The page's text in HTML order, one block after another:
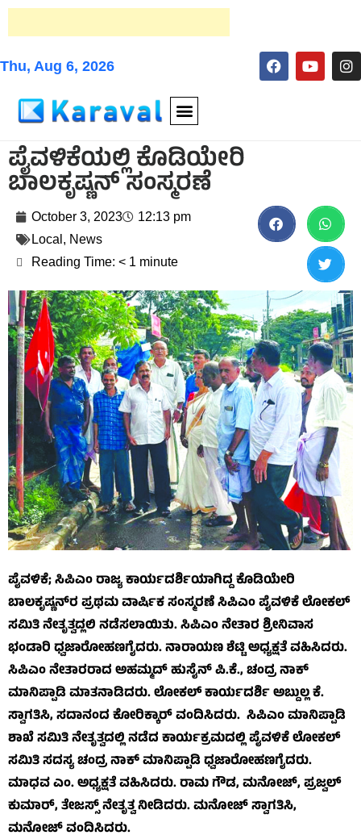
Thu, Aug 6, 2026
ಪೈವಳಿಕೆಯಲ್ಲಿ ಕೊಡಿಯೇರಿ
ಬಾಲಕೃಷ್ಣನ್ ಸಂಸ್ಮರಣೆ
October 3, 2023
12:13 pm
Local , News
Reading Time: < 1 minute
ಪೈವಳಿಕೆ; ಸಿಪಿಎಂ ರಾಜ್ಯ ಕಾರ್ಯದರ್ಶಿಯಾಗಿದ್ದ ಕೊಡಿಯೇರಿ
ಬಾಲಕೃಷ್ಣನ್‌ರ ಪ್ರಥಮ ವಾರ್ಷಿಕ ಸಂಸ್ಮರಣೆ ಸಿಪಿಎಂ ಪೈವಳಿಕೆ ಲೋಕಲ್
ಸಮಿತಿ ನೇತೃತ್ವದ್ಲಲಿ ನಡೆಸಲಾಯಿತು. ಸಿಪಿಎಂ ನೇತಾರ ಶ್ರೀನಿವಾಸ
ಭಂಡಾರಿ ಧ್ವಜಾರೋಹಣಗೈದರು. ನಾರಾಯಣ ಶೆಟ್ಟಿ ಅಧ್ಯಕ್ಷತೆ ವಹಿಸಿದರು.
ಸಿಪಿಎಂ ನೇತಾರರಾದ ಅಹಮ್ಮದ್ ಹುಸೈನ್ ಪಿ.ಕೆ., ಚಂದ್ರ ನಾಕ್
ಮಾನಿಪ್ಪಾಡಿ ಮಾತನಾಡಿದರು. ಲೋಕಲ್ ಕಾರ್ಯದರ್ಶಿ ಅಬ್ದುಲ್ಲ ಕೆ.
ಸ್ವಾಗತಿಸಿ, ಸದಾನಂದ ಕೋರಿಕ್ಕಾರ್ ವಂದಿಸಿದರು. ಸಿಪಿಎಂ ಮಾನಿಪ್ಪಾಡಿ
ಶಾಖೆ ಸಮಿತಿ ನೇತೃತ್ವದಲ್ಲಿ ನಡೆದ ಕಾರ್ಯಕ್ರಮದಲ್ಲಿ ಪೈವಳಿಕೆ ಲೋಕಲ್
ಸಮಿತಿ ಸದಸ್ಯ ಚಂದ್ರ ನಾಕ್ ಮಾನಿಪ್ಪಾಡಿ ಧ್ವಜಾರೋಹಣಗೈದರು.
ಮಾಧವ ಎಂ. ಅಧ್ಯಕ್ಷತೆ ವಹಿಸಿದರು. ರಾಮ ಗೌಡ, ಮನೋಜ್, ಪ್ರಜ್ವಲ್
ಕುಮಾರ್, ತೇಜಸ್ಸ್ ನೇತೃತ್ವ ನೀಡಿದರು. ಮನೋಜ್ ಸ್ವಾಗತಿಸಿ,
ಮನೋಜ್ ವಂದಿಸಿದರು.